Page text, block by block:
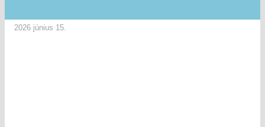
2026 június 15.